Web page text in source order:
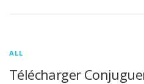
ALL
Télécharger